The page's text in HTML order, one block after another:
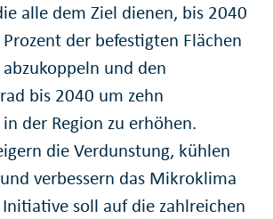
alle dem Ziel dienen, bis 2040
der befestigten Flächen
und den
bis 2040 um zehn
der Region zu erhöhen.
die Verdunstung, kühlen
verbessern das Mikroklima
soll auf die zahlreichen